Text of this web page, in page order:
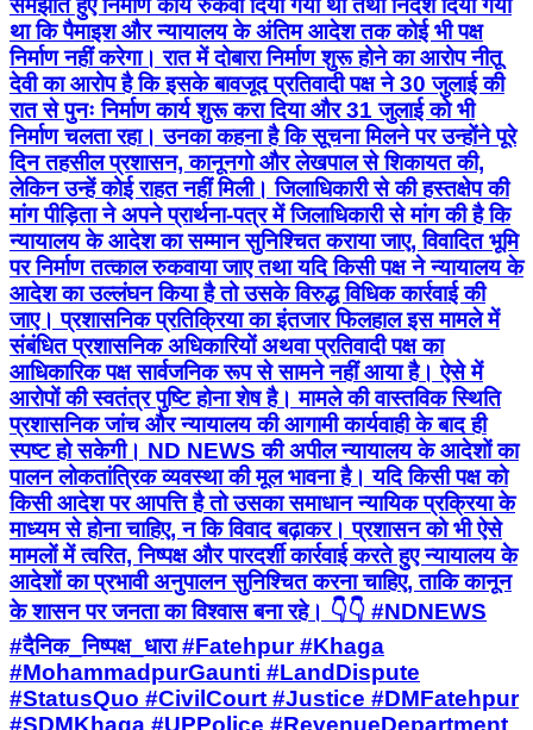
था कि पैमाइश और न्यायालय के अंतिम आदेश तक कोई भी पक्ष
निर्माण नहीं करेगा। रात में दोबारा निर्माण शुरू होने का आरोप नीतू
देवी का आरोप है कि इसके बावजूद प्रतिवादी पक्ष ने 30 जुलाई की
रात से पुनः निर्माण कार्य शुरू करा दिया और 31 जुलाई को भी
निर्माण चलता रहा। उनका कहना है कि सूचना मिलने पर उन्होंने पूरे
दिन तहसील प्रशासन, कानूनगो और लेखपाल से शिकायत की,
लेकिन उन्हें कोई राहत नहीं मिली। जिलाधिकारी से की हस्तक्षेप की
मांग पीड़िता ने अपने प्रार्थना-पत्र में जिलाधिकारी से मांग की है कि
न्यायालय के आदेश का सम्मान सुनिश्चित कराया जाए, विवादित भूमि
पर निर्माण तत्काल रुकवाया जाए तथा यदि किसी पक्ष ने न्यायालय के
आदेश का उल्लंघन किया है तो उसके विरुद्ध विधिक कार्रवाई की
जाए। प्रशासनिक प्रतिक्रिया का इंतजार फिलहाल इस मामले में
संबंधित प्रशासनिक अधिकारियों अथवा प्रतिवादी पक्ष का
आधिकारिक पक्ष सार्वजनिक रूप से सामने नहीं आया है। ऐसे में
आरोपों की स्वतंत्र पुष्टि होना शेष है। मामले की वास्तविक स्थिति
प्रशासनिक जांच और न्यायालय की आगामी कार्यवाही के बाद ही
स्पष्ट हो सकेगी। ND NEWS की अपील न्यायालय के आदेशों का
पालन लोकतांत्रिक व्यवस्था की मूल भावना है। यदि किसी पक्ष को
किसी आदेश पर आपत्ति है तो उसका समाधान न्यायिक प्रक्रिया के
माध्यम से होना चाहिए, न कि विवाद बढ़ाकर। प्रशासन को भी ऐसे
मामलों में त्वरित, निष्पक्ष और पारदर्शी कार्रवाई करते हुए न्यायालय के
आदेशों का प्रभावी अनुपालन सुनिश्चित करना चाहिए, ताकि कानून
के शासन पर जनता का विश्वास बना रहे। 👇👇 #NDNEWS
#दैनिक_निष्पक्ष_धारा #Fatehpur #Khaga
#MohammadpurGaunti #LandDispute
#StatusQuo #CivilCourt #Justice #DMFatehpur
#SDMKhaga #UPPolice #RevenueDepartment